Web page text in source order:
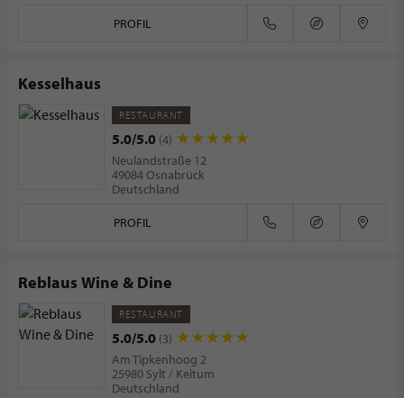
PROFIL
Kesselhaus
RESTAURANT
5.0/5.0 (4)
Neulandstraße 12
49084 Osnabrück
Deutschland
PROFIL
Reblaus Wine & Dine
RESTAURANT
5.0/5.0 (3)
Am Tipkenhoog 2
25980 Sylt / Keitum
Deutschland